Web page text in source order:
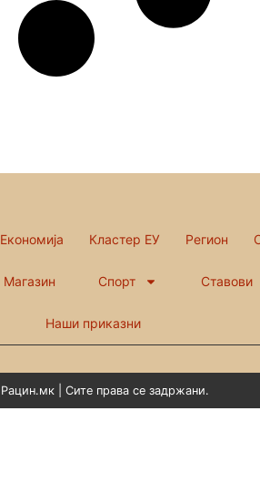
Економија Кластер ЕУ Регион
Магазин Спорт Ставови
Наши приказни
| Сите права се задржани.